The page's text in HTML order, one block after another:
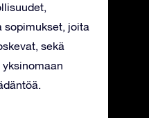
sopimukset, joita
sekä